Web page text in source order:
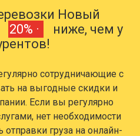
Новый
20% ·
ниже, чем у
сотрудничающие с
на выгодные скидки и
Если вы регулярно
нет необходимости
отправки груза на онлайн-